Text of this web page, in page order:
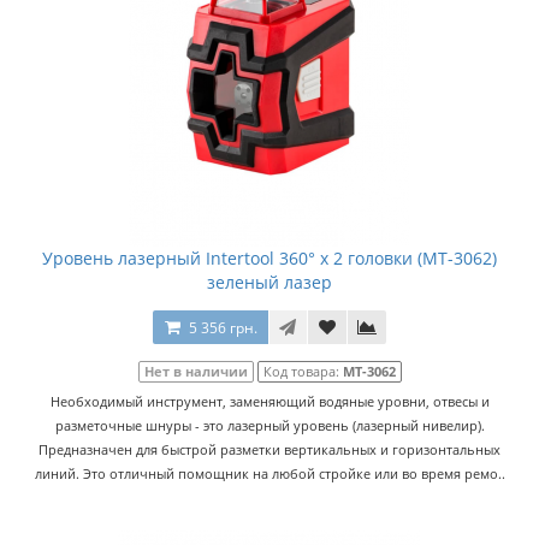
Уровень лазерный Intertool 360° x 2 головки (MT-3062)
зеленый лазер
5 356 грн.
Нет в наличии Код товара: MT-3062
Необходимый инструмент, заменяющий водяные уровни, отвесы и
разметочные шнуры - это лазерный уровень (лазерный нивелир).
Предназначен для быстрой разметки вертикальных и горизонтальных
линий. Это отличный помощник на любой стройке или во время ремо..